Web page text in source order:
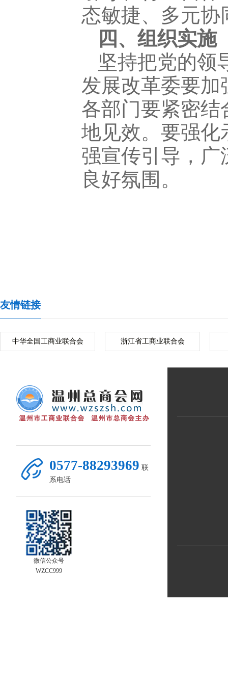
态敏捷、多元
四、组织实施
坚持把党的领
发展改革委要
各部门要紧密
地见效。要强化
强宣传引导，
良好氛围。
友情链接
中华全国工商业联合会 浙江省工商业联合会
0577-88293969 联
系电话
微信公众号
WZCC999